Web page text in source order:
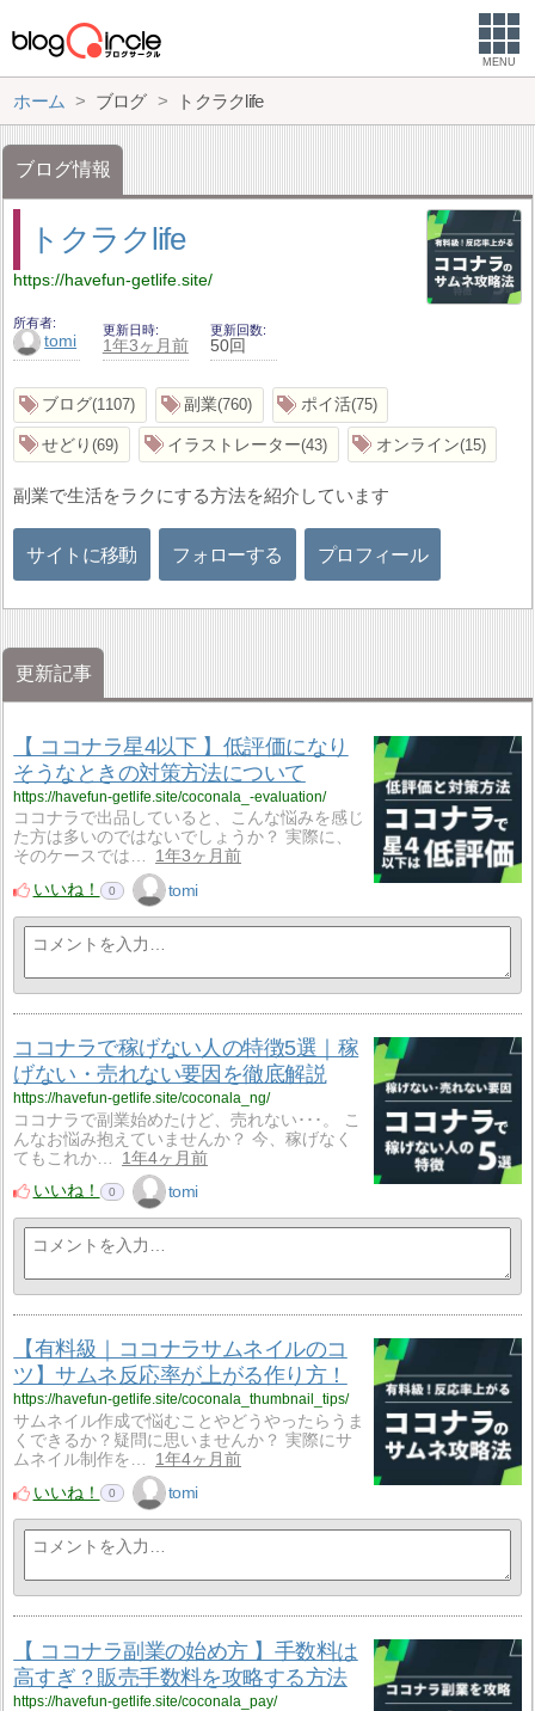
MENU
ホーム ブログ トクラクlife
ブログ情報
トクラクlife
https://havefun-getlife.site/
所有者
tomi
更新日時
1年3ヶ月前
更新回数
50回
ブログ 1107 副業 760 ポイ活 75
せどり 69 イラストレーター 43 オンライン 15
副業で生活をラクにする方法を紹介しています
サイトに移動 フォローする プロフィール
更新記事
【 ココナラ星4以下 】低評価になり
そうなときの対策方法について
https://havefun-getlife.site/coconala_-evaluation/
ココナラで出品していると、こんな悩みを感じ
た方は多いのではないでしょうか？ 実際に、
そのケースでは…
1年3ヶ月前
いいね！
0 tomi
ココナラで稼げない人の特徴5選｜稼
げない・売れない要因を徹底解説
https://havefun-getlife.site/coconala_ng/
ココナラで副業始めたけど、売れない･･･。 こ
んなお悩み抱えていませんか？ 今、稼げなく
てもこれか…
1年4ヶ月前
いいね！
0 tomi
【有料級｜ココナラサムネイルのコ
ツ】サムネ反応率が上がる作り方！
https://havefun-getlife.site/coconala_thumbnail_tips/
サムネイル作成で悩むことやどうやったらうま
くできるか？疑問に思いませんか？ 実際にサ
ムネイル制作を…
1年4ヶ月前
いいね！
0 tomi
【 ココナラ副業の始め方 】手数料は
高すぎ？販売手数料を攻略する方法
https://havefun-getlife.site/coconala_pay/